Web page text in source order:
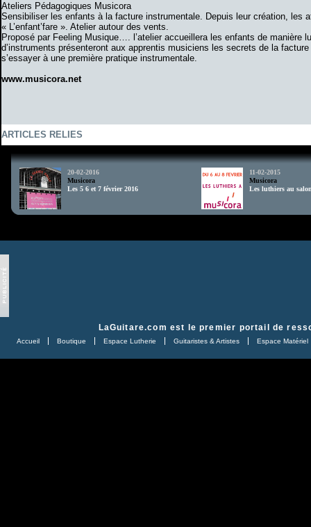
Ateliers Pédagogiques Musicora
Sensibiliser les enfants à la facture instrumentale. Depuis leur création, les
« L’enfant’fare ». Atelier autour des vents.
Proposé par Feeling Musique…. l’atelier accueillera les enfants de manière
d’instruments présenteront aux apprentis musiciens les secrets de la
s’essayer à une première pratique instrumentale.
www.musicora.net
ARTICLES RELIES
20-02-2016
Musicora
Les 5 6 et 7 février 2016
11-02-2015
Musicora
Les luthiers au
LaGuitare.com est le premier portail de
Accueil Boutique Espace Lutherie Guitaristes & Artistes Espace Matériel